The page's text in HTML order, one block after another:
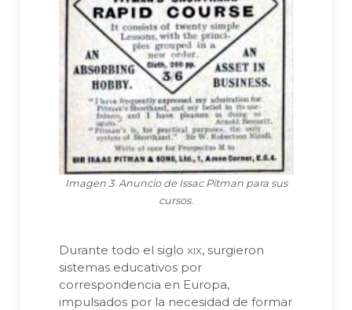
Imagen 3. Anuncio de Issac Pitman para sus
cursos.
Durante todo el siglo xix, surgieron
sistemas educativos por
correspondencia en Europa,
impulsados por la necesidad de formar